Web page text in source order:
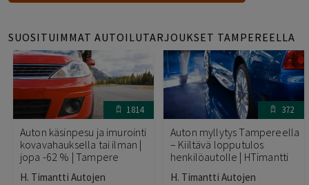
SUOSITUIMMAT AUTOILUTARJOUKSET TAMPEREELLA
1814
Auton käsinpesu ja imurointi
kovavahauksella tai ilman |
jopa -62 % | Tampere
H. Timantti Autojen
372
Auton myllytys Tampereella
– Kiiltävä lopputulos
henkilöautolle | HTimantti
H. Timantti Autojen